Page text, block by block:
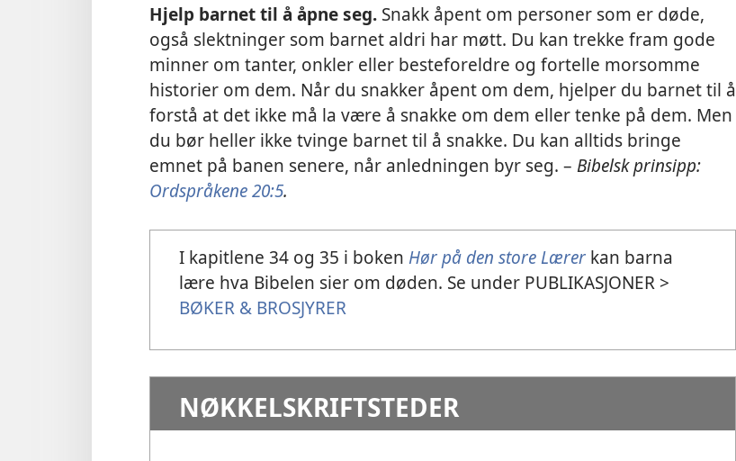
Hjelp barnet til å åpne seg. Snakk åpent om personer som er døde,
også slektninger som barnet aldri har møtt. Du kan trekke fram gode
minner om tanter, onkler eller besteforeldre og fortelle morsomme
historier om dem. Når du snakker åpent om dem, hjelper du barnet til å
forstå at det ikke må la være å snakke om dem eller tenke på dem. Men
du bør heller ikke tvinge barnet til å snakke. Du kan alltids bringe
emnet på banen senere, når anledningen byr seg. – Bibelsk prinsipp:
Ordspråkene 20:5.
I kapitlene 34 og 35 i boken Hør på den store Lærer kan barna
lære hva Bibelen sier om døden. Se under PUBLIKASJONER >
BØKER & BROSJYRER
NØKKELSKRIFTSTEDER